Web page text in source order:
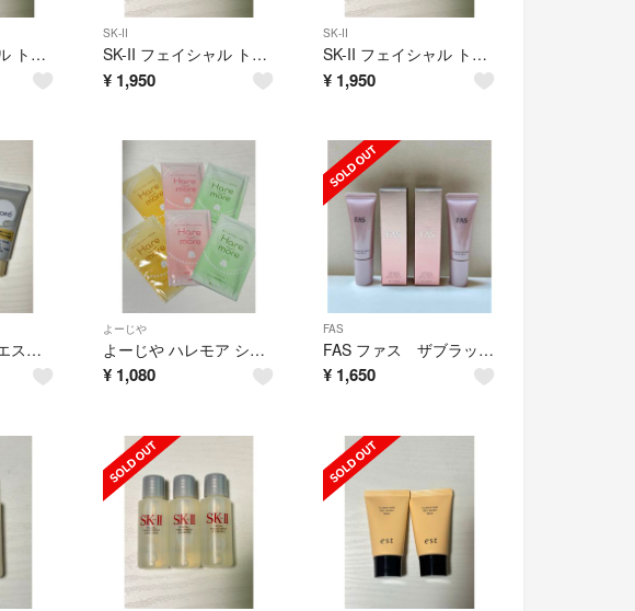
SK-II フェイシャル トリートメント エッセンス 3本
SK-II
SK-II フェイシャル トリートメント エッセンス 3本
¥ 1,950
SK-II
SK-II フェイシャル トリートメント エッセンス 3本
¥ 1,950
ビオレ おうちdeエステ ディープクレイ洗顔 3本
よーじや
よーじや ハレモア シートマスク 6枚
¥ 1,080
FAS
FAS ファス ザブラックデイクリーム 日やけ止め 8g×2本
¥ 1,650